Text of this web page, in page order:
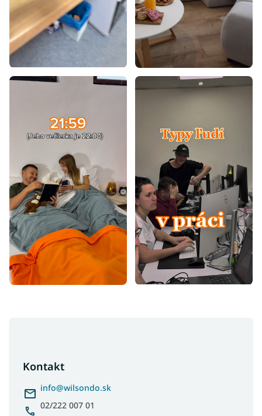
Kontakt
info@wilsondo.sk
02/222 007 01